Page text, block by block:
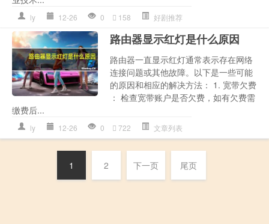
ly 12-26 0 158 好剧推荐
路由器显示红灯是什么原因
路由器一直显示红灯通常表示存在网络
连接问题或其他故障。以下是一些可能
的原因和相应的解决方法： 1. 宽带欠费
： 检查宽带账户是否欠费，如有欠费需
缴费后...
ly 12-26 0 722 文章列表
1 2 下一页 尾页